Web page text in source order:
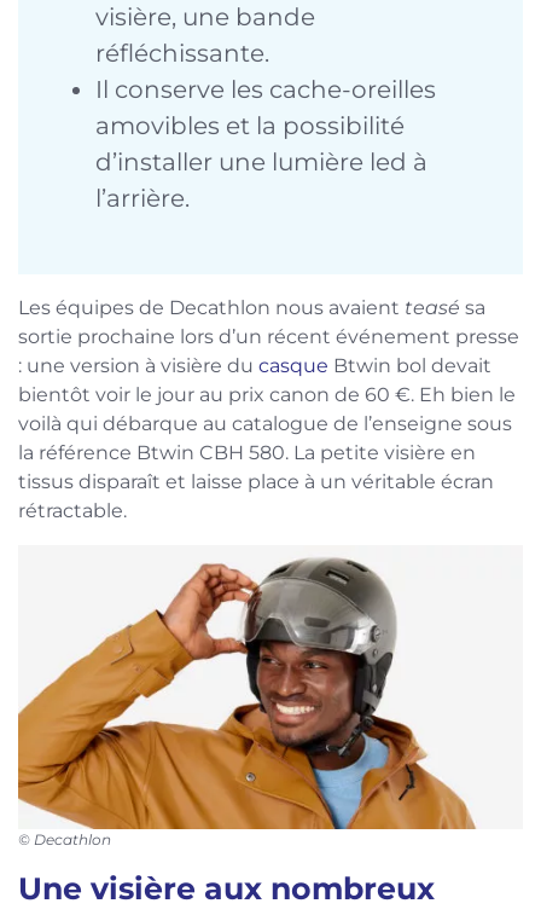
visière, une bande
réfléchissante.
Il conserve les cache-oreilles
amovibles et la possibilité
d’installer une lumière led à
l’arrière.
Les équipes de Decathlon nous avaient teasé sa
sortie prochaine lors d’un récent événement presse
: une version à visière du casque Btwin bol devait
bientôt voir le jour au prix canon de 60 €. Eh bien le
voilà qui débarque au catalogue de l’enseigne sous
la référence Btwin CBH 580. La petite visière en
tissus disparaît et laisse place à un véritable écran
rétractable.
© Decathlon
Une visière aux nombreux